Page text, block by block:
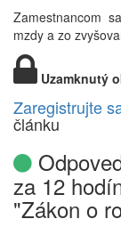
Zamestnancom
mzdy a zo
Uzamknutý
Zaregistrujte
článku
za 12
"Zákon o